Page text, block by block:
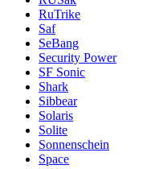
RuTrike
Saf
SeBang
Security Power
SF Sonic
Shark
Sibbear
Solaris
Solite
Sonnenschein
Space